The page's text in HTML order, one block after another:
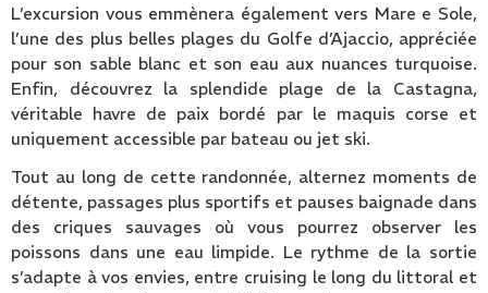
L’excursion vous emmènera également vers Mare e Sole,
l’une des plus belles plages du Golfe d’Ajaccio, appréciée
pour son sable blanc et son eau aux nuances turquoise.
Enfin, découvrez la splendide plage de la Castagna,
véritable havre de paix bordé par le maquis corse et
uniquement accessible par bateau ou jet ski.
Tout au long de cette randonnée, alternez moments de
détente, passages plus sportifs et pauses baignade dans
des criques sauvages où vous pourrez observer les
poissons dans une eau limpide. Le rythme de la sortie
s’adapte à vos envies, entre cruising le long du littoral et